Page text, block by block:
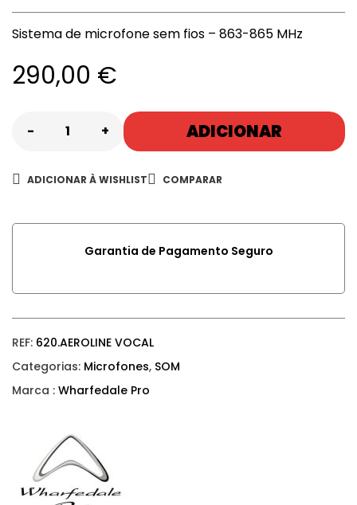
Sistema de microfone sem fios – 863-865 MHz
290,00 €
- + ADICIONAR
ADICIONAR À WISHLIST COMPARAR
Garantia de Pagamento Seguro
REF: 620.AEROLINE VOCAL
Categorias: Microfones, SOM
Marca : Wharfedale Pro